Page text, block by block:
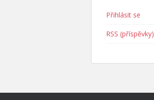
Přihlásit se
RSS (příspěvky)